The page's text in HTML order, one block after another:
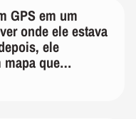
GPS em um
onde ele estava
ele
que